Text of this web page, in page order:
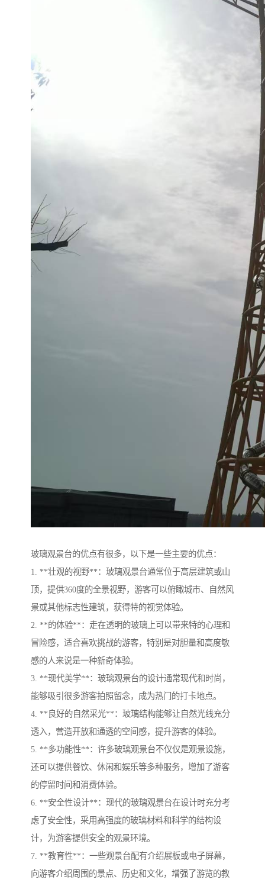
玻璃观景台的优点有很多，以下是一些主要的优点：
1. **壮观的视野**：玻璃观景台通常位于高层建筑或山
顶，提供360度的全景视野，游客可以俯瞰城市、自然风
景或其他标志性建筑，获得特的视觉体验。
2. **的体验**：走在透明的玻璃上可以带来特的心理和
冒险感，适合喜欢挑战的游客，特别是对胆量和高度敏
感的人来说是一种新奇体验。
3. **现代美学**：玻璃观景台的设计通常现代和时尚，
能够吸引很多游客拍照留念，成为热门的打卡地点。
4. **良好的自然采光**：玻璃结构能够让自然光线充分
透入，营造开放和通透的空间感，提升游客的体验。
5. **多功能性**：许多玻璃观景台不仅仅是观景设施，
还可以提供餐饮、休闲和娱乐等多种服务，增加了游客
的停留时间和消费体验。
6. **安全性设计**：现代的玻璃观景台在设计时充分考
虑了安全性，采用高强度的玻璃材料和科学的结构设
计，为游客提供安全的观景环境。
7. **教育性**：一些观景台配有介绍展板或电子屏幕，
向游客介绍周围的景点、历史和文化，增强了游览的教